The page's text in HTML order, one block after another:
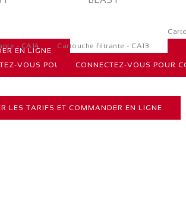
EN LIGNE
LES TARIFS ET COMMANDER EN LIGNE
- CA14
VOUS POUR CONSULTER LES TARIFS ET
Cartouche filtrante - CA13
CONNECTEZ-VOUS POUR